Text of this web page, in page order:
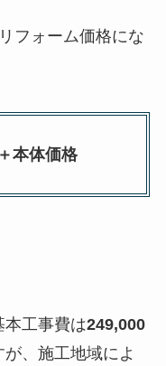
フォーム価格にな
本体価格
本工事費は249,000
、施工地域によ